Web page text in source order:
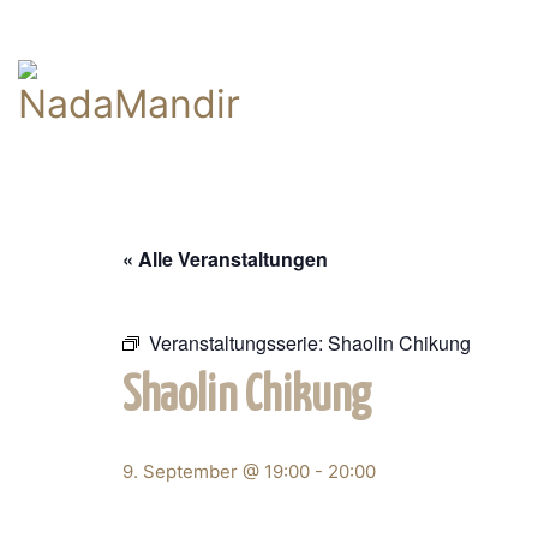
« Alle Veranstaltungen
Veranstaltungsserie: Shaolin Chikung
Shaolin Chikung
9. September @ 19:00 - 20:00